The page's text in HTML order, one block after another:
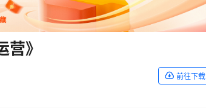
》
前往下载